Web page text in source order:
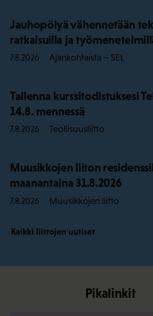
Jauhopölyä vähennetään
ratkaisuilla ja
7.8.2026 Ajankohtaista – SEL
Tallenna kurssitodistuksesi
14.8. mennessä
7.8.2026 Teollisuusliitto
Muusikkojen liiton
maanantaina 31.8.2026
7.8.2026 Muusikkojen liitto
Kaikki liittojen uutiset
Pikalinkit